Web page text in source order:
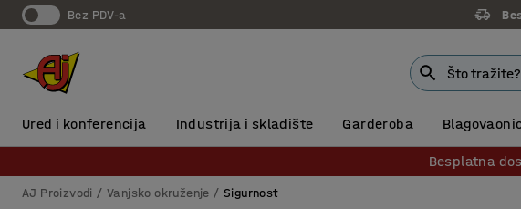
Bez PDV-a
Ured i konferencija Industrija i skladište Garderoba
Besplatna
AJ Proizvodi Vanjsko okruženje Sigurnost